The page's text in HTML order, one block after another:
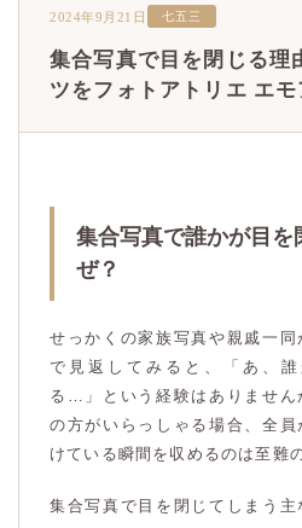
2024年9月21日 七五三
集合写真で目を閉じる理
ツをフォトアトリエ エ
集合写真で誰かが目
ぜ？
せっかくの家族写真や親戚一
で見返してみると、「あ、
る…」という経験はありません
の方がいらっしゃる場合、全
けている瞬間を収めるのは至難
集合写真で目を閉じてしまう主